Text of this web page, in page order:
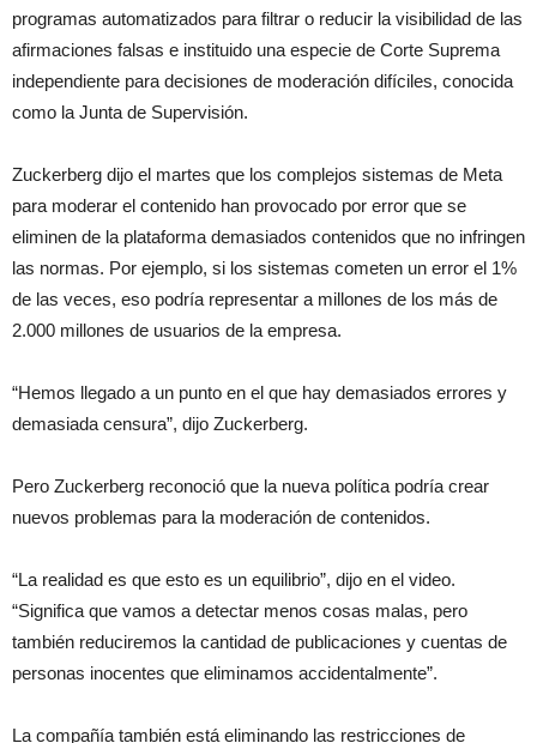
programas automatizados para filtrar o reducir la visibilidad de las
afirmaciones falsas e instituido una especie de Corte Suprema
independiente para decisiones de moderación difíciles, conocida
como la Junta de Supervisión.
Zuckerberg dijo el martes que los complejos sistemas de Meta
para moderar el contenido han provocado por error que se
eliminen de la plataforma demasiados contenidos que no infringen
las normas. Por ejemplo, si los sistemas cometen un error el 1%
de las veces, eso podría representar a millones de los más de
2.000 millones de usuarios de la empresa.
“Hemos llegado a un punto en el que hay demasiados errores y
demasiada censura”, dijo Zuckerberg.
Pero Zuckerberg reconoció que la nueva política podría crear
nuevos problemas para la moderación de contenidos.
“La realidad es que esto es un equilibrio”, dijo en el video.
“Significa que vamos a detectar menos cosas malas, pero
también reduciremos la cantidad de publicaciones y cuentas de
personas inocentes que eliminamos accidentalmente”.
La compañía también está eliminando las restricciones de